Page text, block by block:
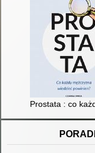
Prostata : co